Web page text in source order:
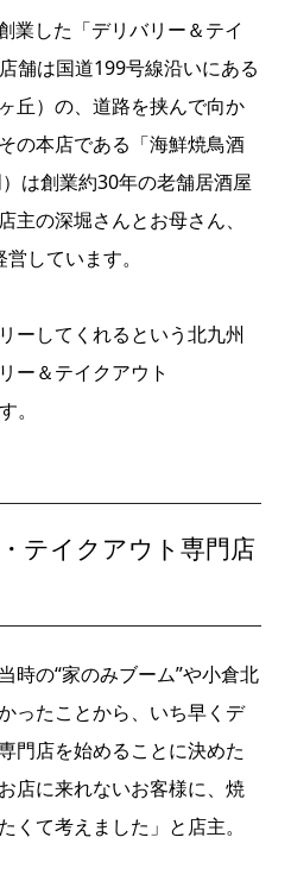
業した「デリバリー＆テイ
舗は国道199号線沿いにある
丘）の、道路を挟んで向か
の本店である「海鮮焼鳥酒
は創業約30年の老舗居酒屋
主の深堀さんとお母さん、
しています。
ーしてくれるという北九州
ー＆テイクアウト
。
テイクアウト専門店
時の“家のみブーム”や小倉北
ったことから、いち早くデ
門店を始めることに決めた
店に来れないお客様に、焼
くて考えました」と店主。